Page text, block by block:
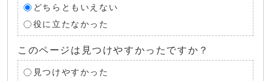
どちらともいえない
役に立たなかった
このページは見つけやすかったですか？
見つけやすかった